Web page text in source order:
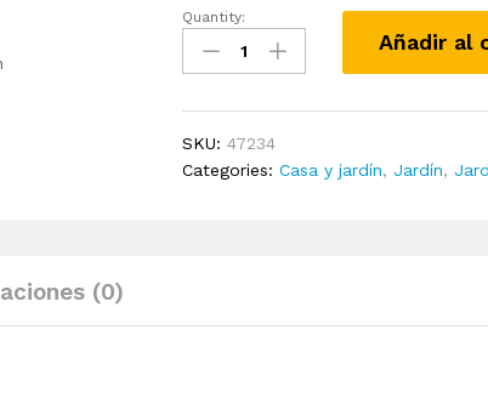
Soporte
para
plantas
maciza
de
Quantity:
Añadir al
SKU:47234
Categories:Casa y jardín, Jardín,
(0)